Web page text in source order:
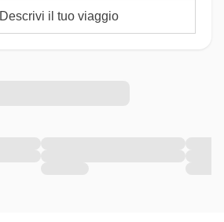
Descrivi il tuo viaggio